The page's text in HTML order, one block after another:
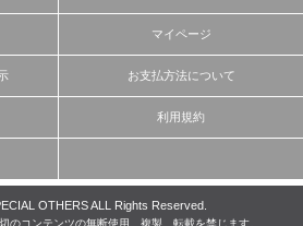
マイページ
お支払方法について
利用規約
OTHERS ALL Rights Reserved.
のコンテンツの無断使用、複製、転載を禁じます。